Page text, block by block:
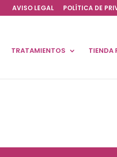
AVISO LEGAL POLÍTICA DE
TRATAMIENTOS TIENDA